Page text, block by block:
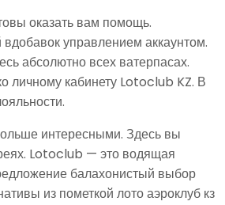
оказать вам помощь.
управлением аккаунтом.
абсолютно всех ватерпасах.
личному кабинету Lotoclub KZ. В
интересными. Здесь вы
Lotoclub — это водящая
балахонистый выбор
из пометкой лото аэроклуб кз